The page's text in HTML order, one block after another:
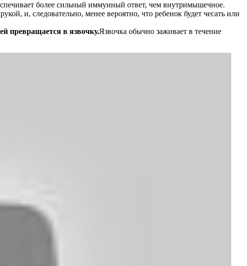
более сильный иммунный ответ, чем внутримышечное.
и, следовательно, менее вероятно, что ребенок будет чесать или
превращается в язвочку.Язвочка обычно заживает в течение